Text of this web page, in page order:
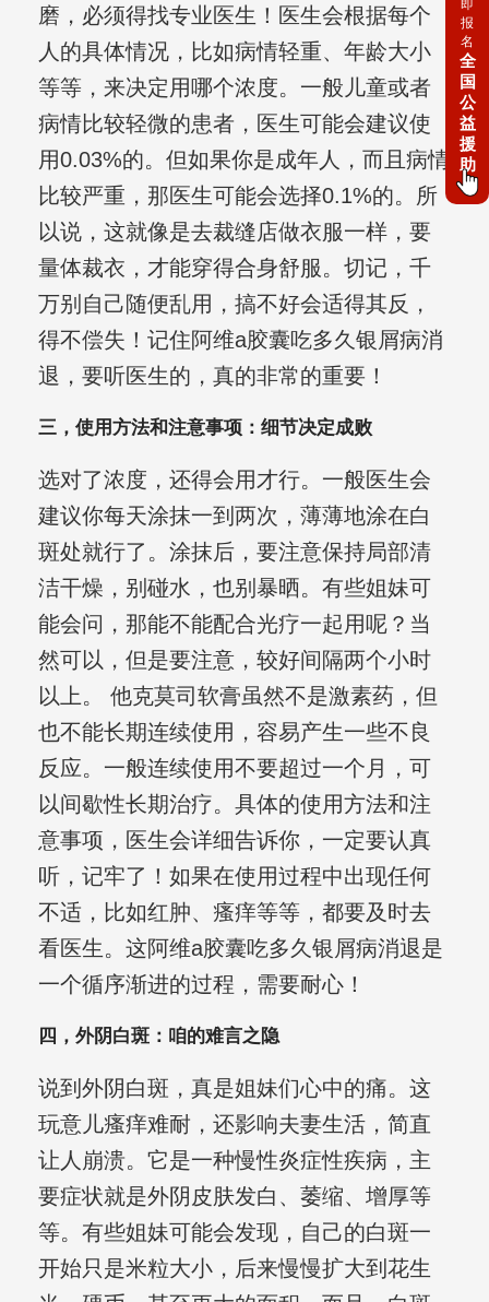
磨，必须得找专业医生！医生会根据每个
人的具体情况，比如病情轻重、年龄大小
等等，来决定用哪个浓度。一般儿童或者
病情比较轻微的患者，医生可能会建议使
用0.03%的。但如果你是成年人，而且病情
比较严重，那医生可能会选择0.1%的。所
以说，这就像是去裁缝店做衣服一样，要
量体裁衣，才能穿得合身舒服。切记，千
万别自己随便乱用，搞不好会适得其反，
得不偿失！记住阿维a胶囊吃多久银屑病消
退，要听医生的，真的非常的重要！
三，使用方法和注意事项：细节决定成败
选对了浓度，还得会用才行。一般医生会
建议你每天涂抹一到两次，薄薄地涂在白
斑处就行了。涂抹后，要注意保持局部清
洁干燥，别碰水，也别暴晒。有些姐妹可
能会问，那能不能配合光疗一起用呢？当
然可以，但是要注意，较好间隔两个小时
以上。 他克莫司软膏虽然不是激素药，但
也不能长期连续使用，容易产生一些不良
反应。一般连续使用不要超过一个月，可
以间歇性长期治疗。具体的使用方法和注
意事项，医生会详细告诉你，一定要认真
听，记牢了！如果在使用过程中出现任何
不适，比如红肿、瘙痒等等，都要及时去
看医生。这阿维a胶囊吃多久银屑病消退是
一个循序渐进的过程，需要耐心！
四，外阴白斑：咱的难言之隐
说到外阴白斑，真是姐妹们心中的痛。这
玩意儿瘙痒难耐，还影响夫妻生活，简直
让人崩溃。它是一种慢性炎症性疾病，主
要症状就是外阴皮肤发白、萎缩、增厚等
等。有些姐妹可能会发现，自己的白斑一
开始只是米粒大小，后来慢慢扩大到花生
即
报
名
全
国
公
益
援
助